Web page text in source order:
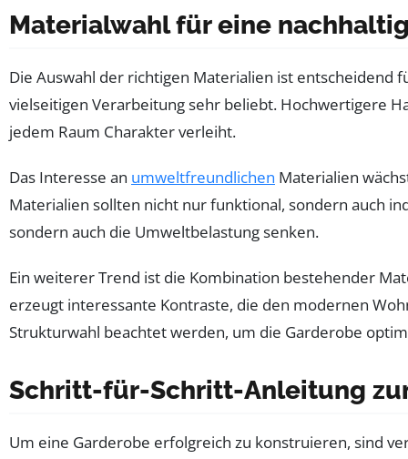
Materialwahl für eine
Die Auswahl der richtigen Materialien ist entscheidend
vielseitigen Verarbeitung sehr beliebt. Hochwertigere
jedem Raum Charakter verleiht.
Das Interesse an umweltfreundlichen Materialien
Materialien sollten nicht nur funktional, sondern auch
sondern auch die Umweltbelastung senken.
Ein weiterer Trend ist die Kombination bestehender
erzeugt interessante Kontraste, die den modernen
Strukturwahl beachtet werden, um die Garderobe
Schritt-für-Schritt-Anleitung
Um eine Garderobe erfolgreich zu konstruieren, sind